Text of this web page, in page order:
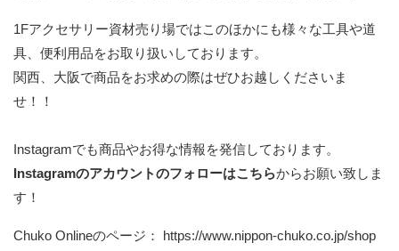
1Fアクセサリー資材売り場ではこのほかにも様々な工具や道
具、便利用品をお取り扱いしております。
関西、大阪で商品をお求めの際はぜひお越しくださいま
せ！！
Instagramでも商品やお得な情報を発信しております。
Instagramのアカウントのフォローはこちらからお願い致しま
す！
Chuko Onlineのページ： https://www.nippon-chuko.co.jp/shop